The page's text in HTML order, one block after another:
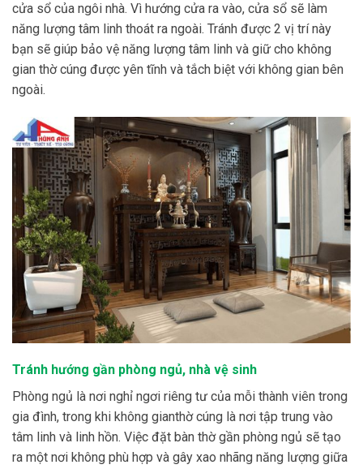
cửa sổ của ngôi nhà. Vì hướng cửa ra vào, cửa sổ sẽ làm
năng lượng tâm linh thoát ra ngoài. Tránh được 2 vị trí này
bạn sẽ giúp bảo vệ năng lượng tâm linh và giữ cho không
gian thờ cúng được yên tĩnh và tắch biệt với không gian bên
ngoài.
Tránh hướng gần phòng ngủ, nhà vệ sinh
Phòng ngủ là nơi nghỉ ngơi riêng tư của mỗi thành viên trong
gia đình, trong khi không gianthờ cúng là nơi tập trung vào
tâm linh và linh hồn. Việc đặt bàn thờ gần phòng ngủ sẽ tạo
ra một nơi không phù hợp và gây xao nhãng năng lượng giữa